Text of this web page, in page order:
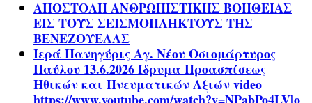
ΑΠΟΣΤΟΛΗ ΑΝΘΡΩΠΙΣΤΙΚΗΣ ΒΟΗΘΕΙΑΣ
ΕΙΣ ΤΟΥΣ ΣΕΙΣΜΟΠΛΗΚΤΟΥΣ ΤΗΣ
ΒΕΝΕΖΟΥΕΛΑΣ
Ιερά Πανηγύρις Αγ. Νέου Οσιομάρτυρος
Παύλου 13.6.2026 Ίδρυμα Προασπίσεως
Ηθικών και Πνευματικών Αξιών video